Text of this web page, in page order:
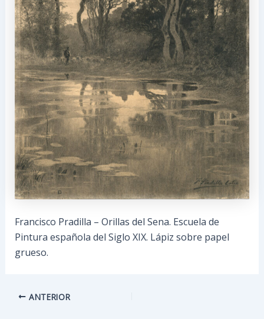
Francisco Pradilla – Orillas del Sena. Escuela de
Pintura española del Siglo XIX. Lápiz sobre papel
grueso.
Navegación
ANTERIOR